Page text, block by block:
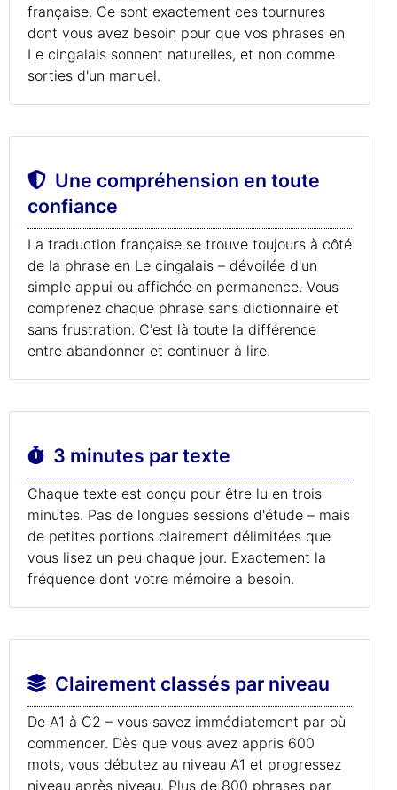
française. Ce sont exactement ces tournures
dont vous avez besoin pour que vos phrases en
Le cingalais sonnent naturelles, et non comme
sorties d'un manuel.
Une compréhension en toute
confiance
La traduction française se trouve toujours à côté
de la phrase en Le cingalais – dévoilée d'un
simple appui ou affichée en permanence. Vous
comprenez chaque phrase sans dictionnaire et
sans frustration. C'est là toute la différence
entre abandonner et continuer à lire.
3 minutes par texte
Chaque texte est conçu pour être lu en trois
minutes. Pas de longues sessions d'étude – mais
de petites portions clairement délimitées que
vous lisez un peu chaque jour. Exactement la
fréquence dont votre mémoire a besoin.
Clairement classés par niveau
De A1 à C2 – vous savez immédiatement par où
commencer. Dès que vous avez appris 600
mots, vous débutez au niveau A1 et progressez
niveau après niveau. Plus de 800 phrases par